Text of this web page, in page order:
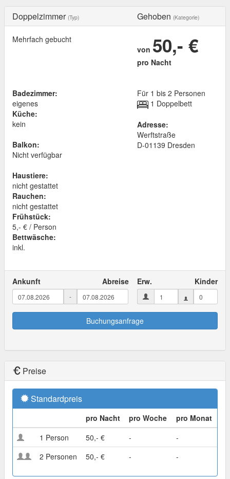
Doppelzimmer (Typ) Gehoben (Kategorie)
Mehrfach gebucht
von 50,- €
pro Nacht
Badezimmer:
eigenes
Küche:
kein
Balkon:
Nicht verfügbar
Haustiere:
nicht gestattet
Rauchen:
nicht gestattet
Frühstück:
5,- € / Person
Bettwäsche:
inkl.
Für 1 bis 2 Personen
1 Doppelbett
Adresse:
Werftstraße
D-01139 Dresden
Ankunft Abreise
-
Erw. Kinder
Buchungsanfrage
Preise
Standardpreis
pro Nacht pro Woche
pro Monat
1 Person
50,- € -
-
2 Personen
50,- € - -